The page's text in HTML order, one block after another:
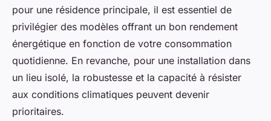
pour une résidence principale, il est essentiel de
privilégier des modèles offrant un bon rendement
énergétique en fonction de votre consommation
quotidienne. En revanche, pour une installation dans
un lieu isolé, la robustesse et la capacité à résister
aux conditions climatiques peuvent devenir
prioritaires.